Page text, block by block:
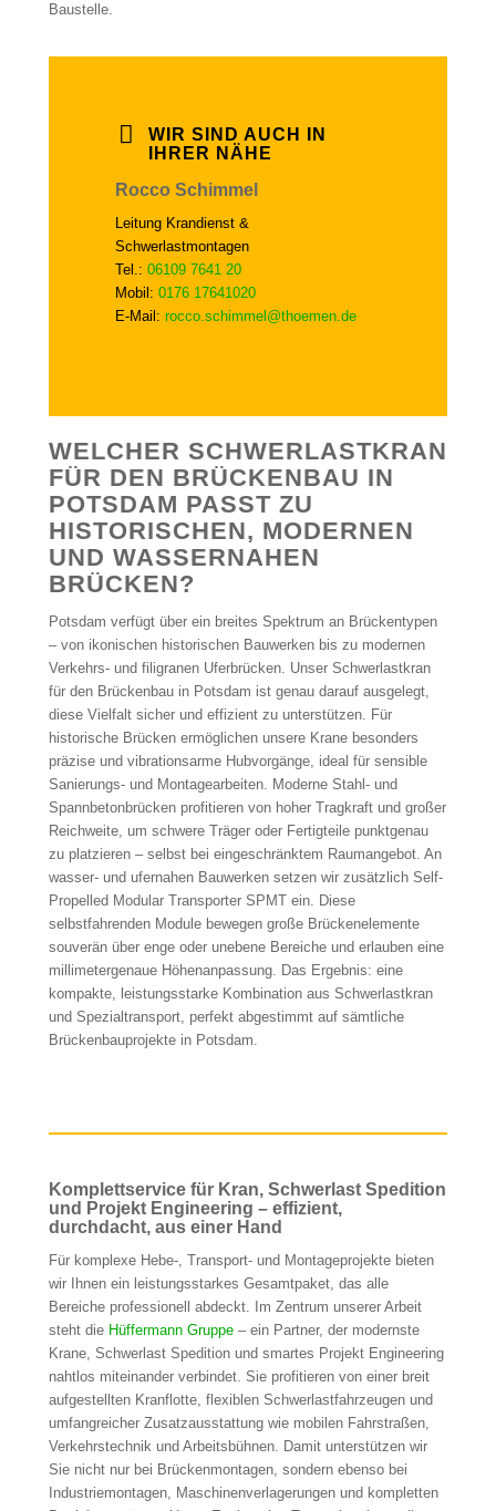
Baustelle.
WIR SIND AUCH IN
IHRER NÄHE
Rocco Schimmel
Leitung Krandienst &
Schwerlastmontagen
Tel.: 06109 7641 20
Mobil: 0176 17641020
E-Mail: rocco.schimmel@thoemen.de
WELCHER SCHWERLASTKRAN
FÜR DEN BRÜCKENBAU IN
POTSDAM PASST ZU
HISTORISCHEN, MODERNEN
UND WASSER­NAHEN
BRÜCKEN?
Potsdam verfügt über ein breites Spektrum an Brückentypen
– von ikonischen historischen Bauwerken bis zu modernen
Verkehrs- und filigranen Uferbrücken. Unser Schwerlastkran
für den Brückenbau in Potsdam ist genau darauf ausgelegt,
diese Vielfalt sicher und effizient zu unterstützen. Für
historische Brücken ermöglichen unsere Krane besonders
präzise und vibrationsarme Hubvorgänge, ideal für sensible
Sanierungs- und Montagearbeiten. Moderne Stahl- und
Spannbetonbrücken profitieren von hoher Tragkraft und großer
Reichweite, um schwere Träger oder Fertigteile punktgenau
zu platzieren – selbst bei eingeschränktem Raumangebot. An
wasser- und ufernahen Bauwerken setzen wir zusätzlich Self-
Propelled Modular Transporter SPMT ein. Diese
selbstfahrenden Module bewegen große Brückenelemente
souverän über enge oder unebene Bereiche und erlauben eine
millimetergenaue Höhenanpassung. Das Ergebnis: eine
kompakte, leistungsstarke Kombination aus Schwerlastkran
und Spezialtransport, perfekt abgestimmt auf sämtliche
Brückenbauprojekte in Potsdam.
Komplettservice für Kran, Schwerlast Spedition
und Projekt Engineering – effizient,
durchdacht, aus einer Hand
Für komplexe Hebe-, Transport- und Montageprojekte bieten
wir Ihnen ein leistungsstarkes Gesamtpaket, das alle
Bereiche professionell abdeckt. Im Zentrum unserer Arbeit
steht die Hüffermann Gruppe– ein Partner, der modernste
Krane, Schwerlast Spedition und smartes Projekt Engineering
nahtlos miteinander verbindet. Sie profitieren von einer breit
aufgestellten Kranflotte, flexiblen Schwerlastfahrzeugen und
umfangreicher Zusatzausstattung wie mobilen Fahrstraßen,
Verkehrstechnik und Arbeitsbühnen. Damit unterstützen wir
Sie nicht nur bei Brückenmontagen, sondern ebenso bei
Industriemontagen, Maschinenverlagerungen und kompletten